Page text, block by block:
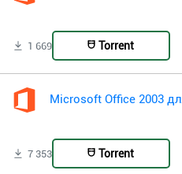
1 669 Torrent
Microsoft Office 2003
7 353 Torrent